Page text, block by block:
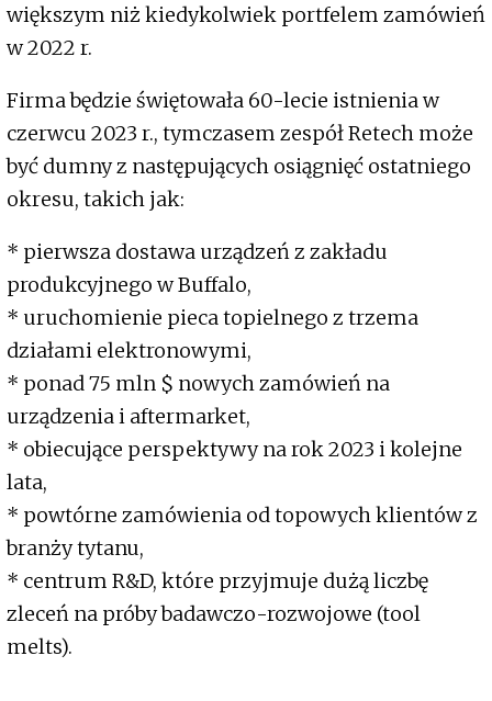
większym niż kiedykolwiek portfelem zamówień
w 2022 r.
Firma będzie świętowała 60-lecie istnienia w
czerwcu 2023 r., tymczasem zespół Retech może
być dumny z następujących osiągnięć ostatniego
okresu, takich jak:
* pierwsza dostawa urządzeń z zakładu
produkcyjnego w Buffalo,
* uruchomienie pieca topielnego z trzema
działami elektronowymi,
* ponad 75 mln $ nowych zamówień na
urządzenia i aftermarket,
* obiecujące perspektywy na rok 2023 i kolejne
lata,
* powtórne zamówienia od topowych klientów z
branży tytanu,
* centrum R&D, które przyjmuje dużą liczbę
zleceń na próby badawczo-rozwojowe (tool
melts).